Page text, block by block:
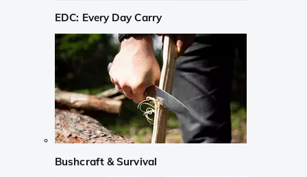
EDC: Every Day Carry
Bushcraft & Survival